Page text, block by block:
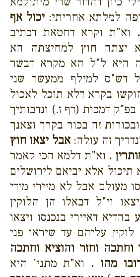
למלתא אחריתי: יכול אף
וא"ת וקרא דחטאת דכתיב
יצתה חוץ למחיצתה הא
היא ל"ל הא מקרא דבשר
דש"ס למילף ממעשר שני
בקרא דלא תוכל לאכול
דמכות (דף ז.) ונדבותיך
זה בכור בקרך וצאנך
זה עולה:אבל יצאו חוץ
. וא"ת דלמא הכי קאמר
אלא יביאם לירושלים
מעולם אבל לא מיירי מידי
וי"ל דבאלו הן הלוקין
דאיירי בנכנסו ויצאו
עליהם עד שיראו פני
וחתכה וחזר והוציא וחתכה
מהו . וא"ת מתני' היא